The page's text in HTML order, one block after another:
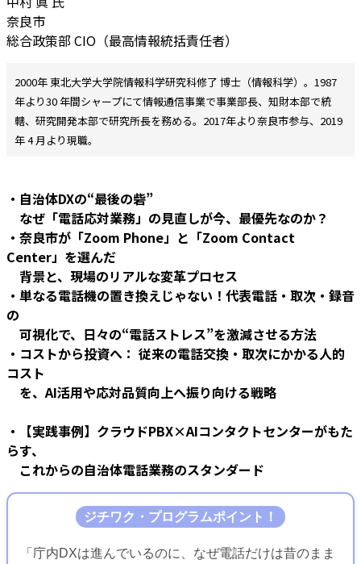
奈良市
総合政策部 CIO（最高情報統括責任者）
2000年 東北大学大学院情報科学研究科修了 博士（情報科学）。1987
年より30 年間シャープにて情報通信事業で事業部長、知財本部で統
轄、研究開発本部で研究所長を務める。2017年より奈良市参与、2019
年 4 月より現職。
・自治体DXの“最後の砦”――
なぜ「電話応対業務」の見直しが今、最優先なのか？
・奈良市が「Zoom Phone」と「Zoom Contact
Center」を選んだ
背景と、現場のリアルな変革プロセス
・単なる電話機の置き換えじゃない！代表電話・取次・録音
の
可視化で、日々の“電話ストレス”を激減させる方法
・コストから投資へ： 従来の電話交換・取次にかかる人的
コスト
を、AI活用や応対品質向上へ振り向ける戦略
・【実践事例】クラウドPBX×AIコンタクトセンターがもた
らす、
これからの自治体電話業務のスタンダード
ジチワク・プログラムポイント！
「庁内DXは進んでいるのに、なぜ電話だけは昔のまま